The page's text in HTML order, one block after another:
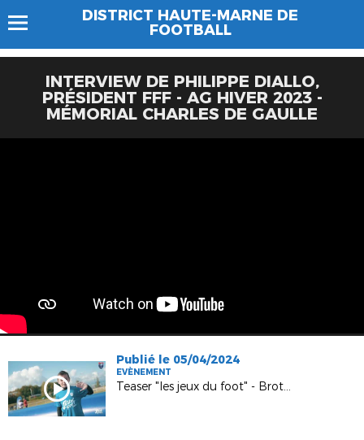
DISTRICT HAUTE-MARNE DE
FOOTBALL
INTERVIEW DE PHILIPPE DIALLO,
PRÉSIDENT FFF - AG HIVER 2023 -
MÉMORIAL CHARLES DE GAULLE
Publié le 05/04/2024
EVÈNEMENT
Teaser "les jeux du foot" - Brottes - 20 avril 2024